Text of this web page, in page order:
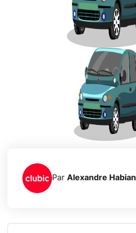
Par Alexandre Habian